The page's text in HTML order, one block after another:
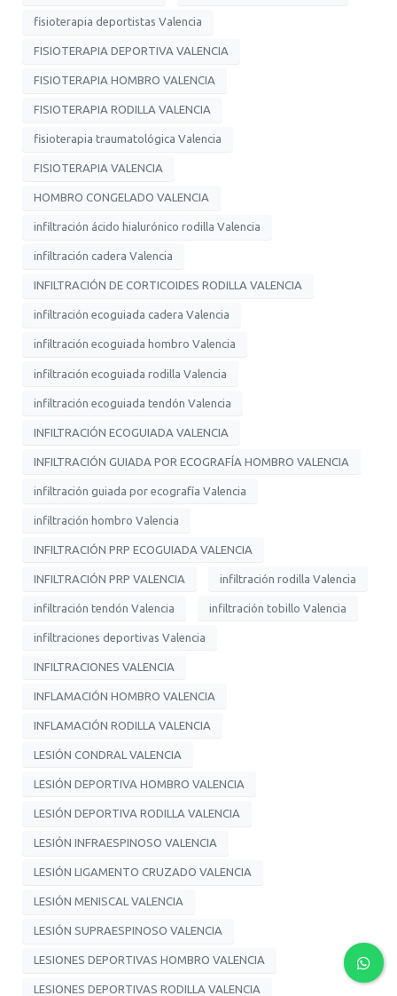
fisioterapia deportistas Valencia
FISIOTERAPIA DEPORTIVA VALENCIA
FISIOTERAPIA HOMBRO VALENCIA
FISIOTERAPIA RODILLA VALENCIA
fisioterapia traumatológica Valencia
FISIOTERAPIA VALENCIA
HOMBRO CONGELADO VALENCIA
infiltración ácido hialurónico rodilla Valencia
infiltración cadera Valencia
INFILTRACIÓN DE CORTICOIDES RODILLA VALENCIA
infiltración ecoguiada cadera Valencia
infiltración ecoguiada hombro Valencia
infiltración ecoguiada rodilla Valencia
infiltración ecoguiada tendón Valencia
INFILTRACIÓN ECOGUIADA VALENCIA
INFILTRACIÓN GUIADA POR ECOGRAFÍA HOMBRO VALENCIA
infiltración guiada por ecografía Valencia
infiltración hombro Valencia
INFILTRACIÓN PRP ECOGUIADA VALENCIA
INFILTRACIÓN PRP VALENCIA infiltración rodilla Valencia
infiltración tendón Valencia infiltración tobillo Valencia
infiltraciones deportivas Valencia
INFILTRACIONES VALENCIA
INFLAMACIÓN HOMBRO VALENCIA
INFLAMACIÓN RODILLA VALENCIA
LESIÓN CONDRAL VALENCIA
LESIÓN DEPORTIVA HOMBRO VALENCIA
LESIÓN DEPORTIVA RODILLA VALENCIA
LESIÓN INFRAESPINOSO VALENCIA
LESIÓN LIGAMENTO CRUZADO VALENCIA
LESIÓN MENISCAL VALENCIA
LESIÓN SUPRAESPINOSO VALENCIA
LESIONES DEPORTIVAS HOMBRO VALENCIA
LESIONES DEPORTIVAS RODILLA VALENCIA